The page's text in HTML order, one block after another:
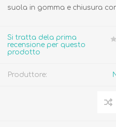
suola in gomma e chiusura
Si tratta dela prima
recensione per questo
prodotto
Produttore: